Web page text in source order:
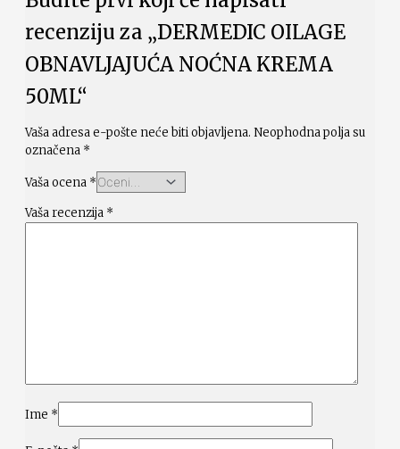
recenziju za „DERMEDIC OILAGE
OBNAVLJAJUĆA NOĆNA KREMA
50ML“
Vaša adresa e-pošte neće biti objavljena. Neophodna polja su
označena *
Vaša ocena *
Vaša recenzija *
Ime *